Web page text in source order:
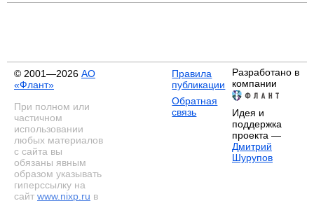
© 2001—2026 АО
«Флант»
При полном или
частичном
использовании
любых материалов
с сайта вы
обязаны явным
образом указывать
гиперссылку на
сайт www.nixp.ru в
Правила
публикации
Обратная
связь
Разработано в
компании
Идея и
поддержка
проекта —
Дмитрий
Шурупов